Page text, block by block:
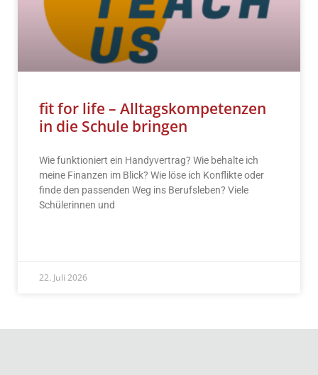
fit for life – Alltagskompetenzen
in die Schule bringen
Wie funktioniert ein Handyvertrag? Wie behalte ich
meine Finanzen im Blick? Wie löse ich Konflikte oder
finde den passenden Weg ins Berufsleben? Viele
Schülerinnen und
22. Juli 2026